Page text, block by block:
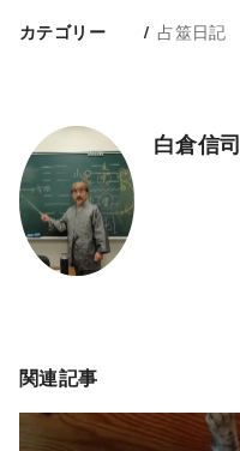
カテゴリー 占筮日記
白倉信司
関連記事